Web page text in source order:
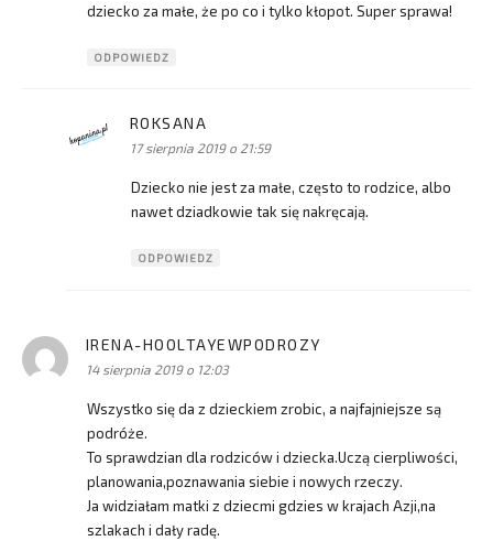
dziecko za małe, że po co i tylko kłopot. Super sprawa!
ODPOWIEDZ
ROKSANA
17 sierpnia 2019 o 21:59
Dziecko nie jest za małe, często to rodzice, albo
nawet dziadkowie tak się nakręcają.
ODPOWIEDZ
IRENA-HOOLTAYEWPODROZY
14 sierpnia 2019 o 12:03
Wszystko się da z dzieckiem zrobic, a najfajniejsze są
podróże.
To sprawdzian dla rodziców i dziecka.Uczą cierpliwości,
planowania,poznawania siebie i nowych rzeczy.
Ja widziałam matki z dziecmi gdzies w krajach Azji,na
szlakach i dały radę.